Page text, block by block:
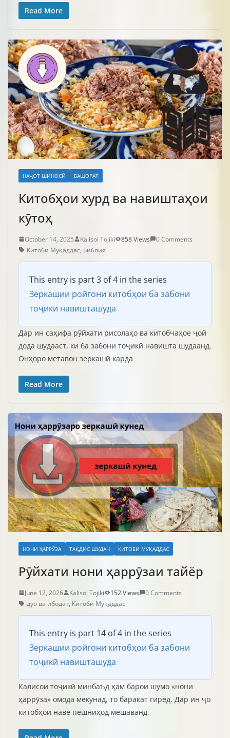
Read More
НАҶОТ ШИНОСӢ БАШОРАТ
Китобҳои хурд ва навиштаҳои
кӯтоҳ
October 14, 2025 Kalisoi Tojiki 858 Views
0 Comments
Китоби Муқаддас, Библия
This entry is part 3 of 4 in the series
Зеркашии ройгони китобҳои ба забони
тоҷикӣ навишташуда
Дар ин саҳифа рӯйхати рисолаҳо ва китобчаҳое ҷой
дода шудааст, ки ба забони тоҷикӣ навишта шудаанд.
Онҳоро метавон зеркашӣ карда
Read More
НОНИ ҲАРРӮЗА ТАҚДИС ШУДАН КИТОБИ МУҚАДДАС
Рӯйхати нони ҳаррӯзаи тайёр
June 12, 2026 Kalisoi Tojiki 152 Views
0 Comments
дуо ва ибодат, Китоби Муқаддас
This entry is part 14 of 4 in the series
Зеркашии ройгони китобҳои ба забони
тоҷикӣ навишташуда
Калисои тоҷикӣ минбаъд ҳам барои шумо «нони
ҳаррӯза» омода мекунад, то баракат гиред. Дар ин ҷо
китобҳои наве пешниҳод мешаванд,